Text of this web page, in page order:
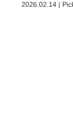
2026.02.14 |